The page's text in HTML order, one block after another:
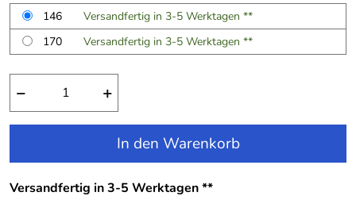
146
Versandfertig in 3-5 Werktagen **
170
Versandfertig in 3-5 Werktagen **
− +
In den Warenkorb
Versandfertig in 3-5 Werktagen **